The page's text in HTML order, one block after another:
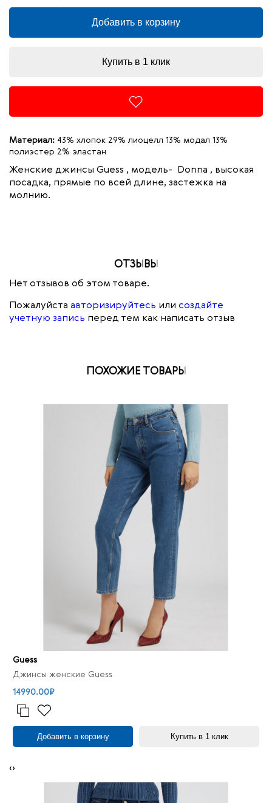
Добавить в корзину
Купить в 1 клик
Материал: 43% хлопок 29% лиоцелл 13% модал 13%
полиэстер 2% эластан
Женские джинсы Guess , модель- Donna , высокая
посадка, прямые по всей длине, застежка на
молнию.
ОТЗЫВЫ
Нет отзывов об этом товаре.
Пожалуйста авторизируйтесь или создайте
учетную запись перед тем как написать отзыв
ПОХОЖИЕ ТОВАРЫ
Guess
Джинсы женские Guess
14990.00₽
Добавить в корзину Купить в 1 клик
‹›